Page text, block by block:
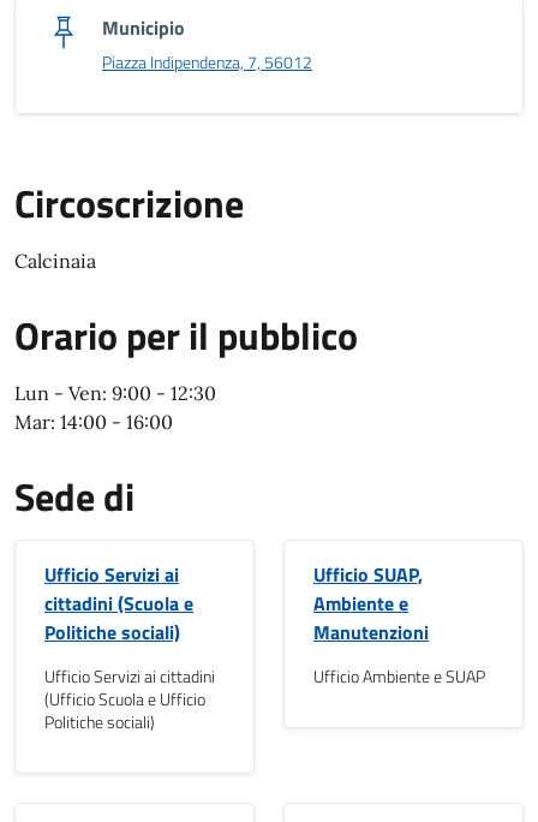
Municipio
Piazza Indipendenza, 7, 56012
Circoscrizione
Calcinaia
Orario per il pubblico
Orario per il pubblico
Lun - Ven: 9:00 - 12:30
Mar: 14:00 - 16:00
Sede di
Ufficio Servizi ai
cittadini (Scuola e
Politiche sociali)
Ufficio Servizi ai cittadini
(Ufficio Scuola e Ufficio
Politiche sociali)
Ufficio SUAP,
Ambiente e
Manutenzioni
Ufficio Ambiente e SUAP